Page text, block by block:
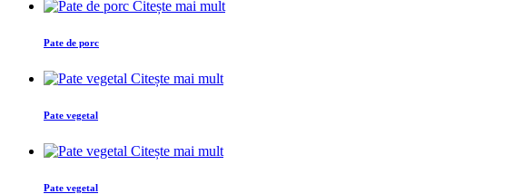
Citește mai mult
Pate de porc
Citește mai mult
Pate vegetal
Citește mai mult
Pate vegetal